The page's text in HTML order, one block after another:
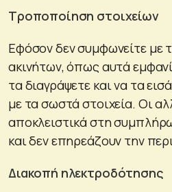
Τροποποίηση στοιχείων
Εφόσον δεν συμφωνείτε με
ακινήτων, όπως αυτά
τα διαγράψετε και να τα
με τα σωστά στοιχεία. Οι
αποκλειστικά στη
και δεν επηρεάζουν την
Διακοπή ηλεκτροδότησης